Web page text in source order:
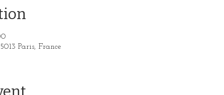
Paris, France